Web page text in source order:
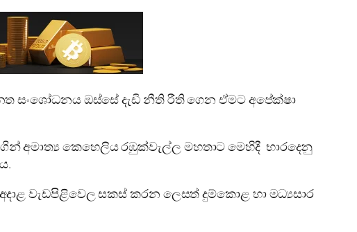
සංශෝධනය ඔස්සේ දැඩි නීති රීති ගෙන ඒමට අපේක්ෂා
අමාත්‍ය කෙහෙලිය රඹුක්වැල්ල මහතාට මෙහිදී භාරදෙනු
වැඩපිළිවෙල සකස් කරන ලෙසත් දුම්කොළ හා මධ්‍යසාර